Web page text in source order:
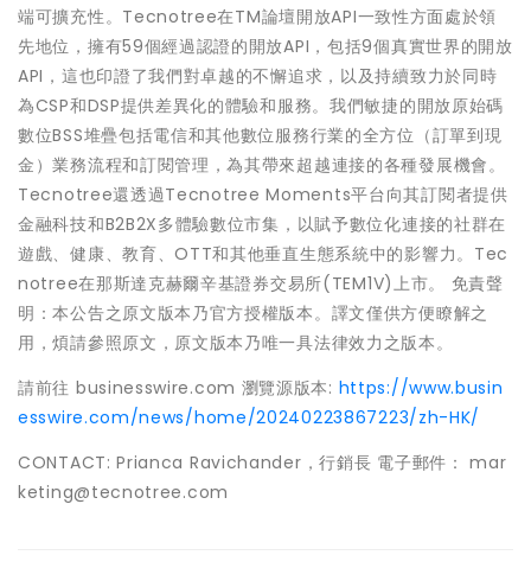
端可擴充性。Tecnotree在TM論壇開放API一致性方面處於領
先地位，擁有59個經過認證的開放API，包括9個真實世界的開放
API，這也印證了我們對卓越的不懈追求，以及持續致力於同時
為CSP和DSP提供差異化的體驗和服務。我們敏捷的開放原始碼
數位BSS堆疊包括電信和其他數位服務行業的全方位（訂單到現
金）業務流程和訂閱管理，為其帶來超越連接的各種發展機會。
Tecnotree還透過Tecnotree Moments平台向其訂閱者提供
金融科技和B2B2X多體驗數位市集，以賦予數位化連接的社群在
遊戲、健康、教育、OTT和其他垂直生態系統中的影響力。Tec
notree在那斯達克赫爾辛基證券交易所(TEM1V)上市。 免責聲
明：本公告之原文版本乃官方授權版本。譯文僅供方便瞭解之
用，煩請參照原文，原文版本乃唯一具法律效力之版本。
請前往 businesswire.com 瀏覽源版本: https://www.busin
esswire.com/news/home/20240223867223/zh-HK/
CONTACT: Prianca Ravichander，行銷長 電子郵件： mar
keting@tecnotree.com